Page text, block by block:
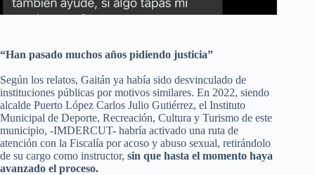
“Han pasado muchos años pidiendo justicia”
Según los relatos, Gaitán ya había sido desvinculado de
instituciones públicas por motivos similares. En 2022, siendo
alcalde Puerto López Carlos Julio Gutiérrez, el Instituto
Municipal de Deporte, Recreación, Cultura y Turismo de este
municipio, -IMDERCUT- habría activado una ruta de
atención con la Fiscalía por acoso y abuso sexual, retirándolo
de su cargo como instructor, sin que hasta el momento haya
avanzado el proceso.